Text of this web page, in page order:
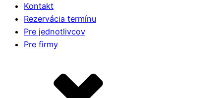
Kontakt
Rezervácia termínu
Pre jednotlivcov
Pre firmy